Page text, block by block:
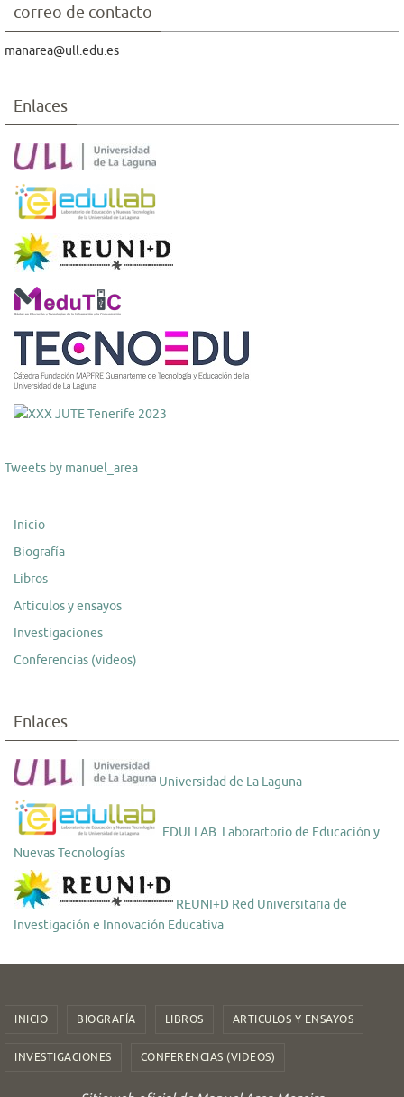
correo de contacto
manarea@ull.edu.es
Enlaces
Tweets by manuel_area
Inicio
Biografía
Libros
Articulos y ensayos
Investigaciones
Conferencias (videos)
Enlaces
Universidad de La Laguna
EDULLAB. Laborartorio de Educación y
Nuevas Tecnologías
REUNI+D Red Universitaria de
Investigación e Innovación Educativa
INICIO BIOGRAFÍA LIBROS ARTICULOS Y ENSAYOS
INVESTIGACIONES CONFERENCIAS (VIDEOS)